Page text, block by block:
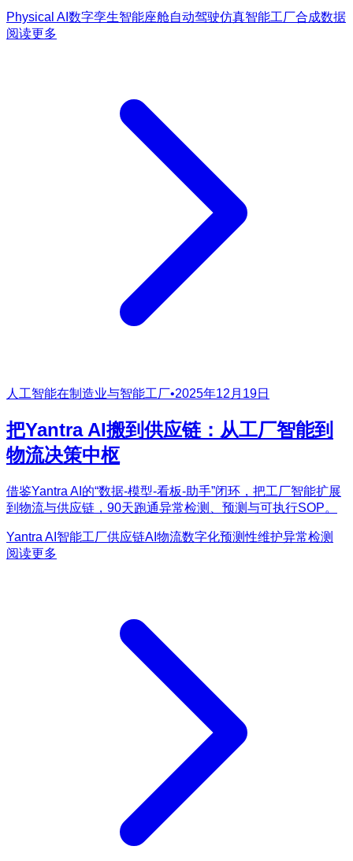
Physical AI 数字孪生智能座舱自动驾驶仿真智能工厂合成数据
阅读更多
人工智能在制造业与智能工厂•2025年12月19日
把Yantra AI搬到供应链：从工厂智能到
物流决策中枢
借鉴Yantra AI的“数据-模型-看板-助手”闭环，把工厂智能扩展
到物流与供应链，90天跑通异常检测、预测与可执行SOP。
Yantra AI 智能工厂供应链AI 物流数字化预测性维护异常检测
阅读更多